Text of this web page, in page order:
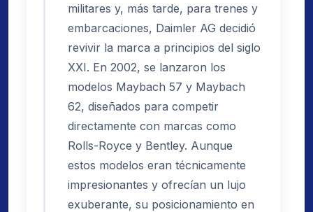
militares y, más tarde, para trenes y
embarcaciones, Daimler AG decidió
revivir la marca a principios del siglo
XXI. En 2002, se lanzaron los
modelos Maybach 57 y Maybach
62, diseñados para competir
directamente con marcas como
Rolls-Royce y Bentley. Aunque
estos modelos eran técnicamente
impresionantes y ofrecían un lujo
exuberante, su posicionamiento en